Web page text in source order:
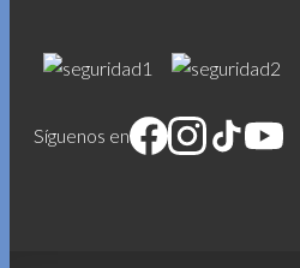
Síguenos en